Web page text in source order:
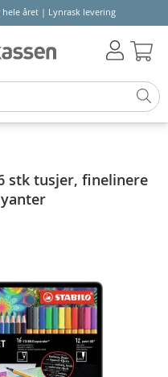
året | Lynrask levering
stk tusjer, finelinere